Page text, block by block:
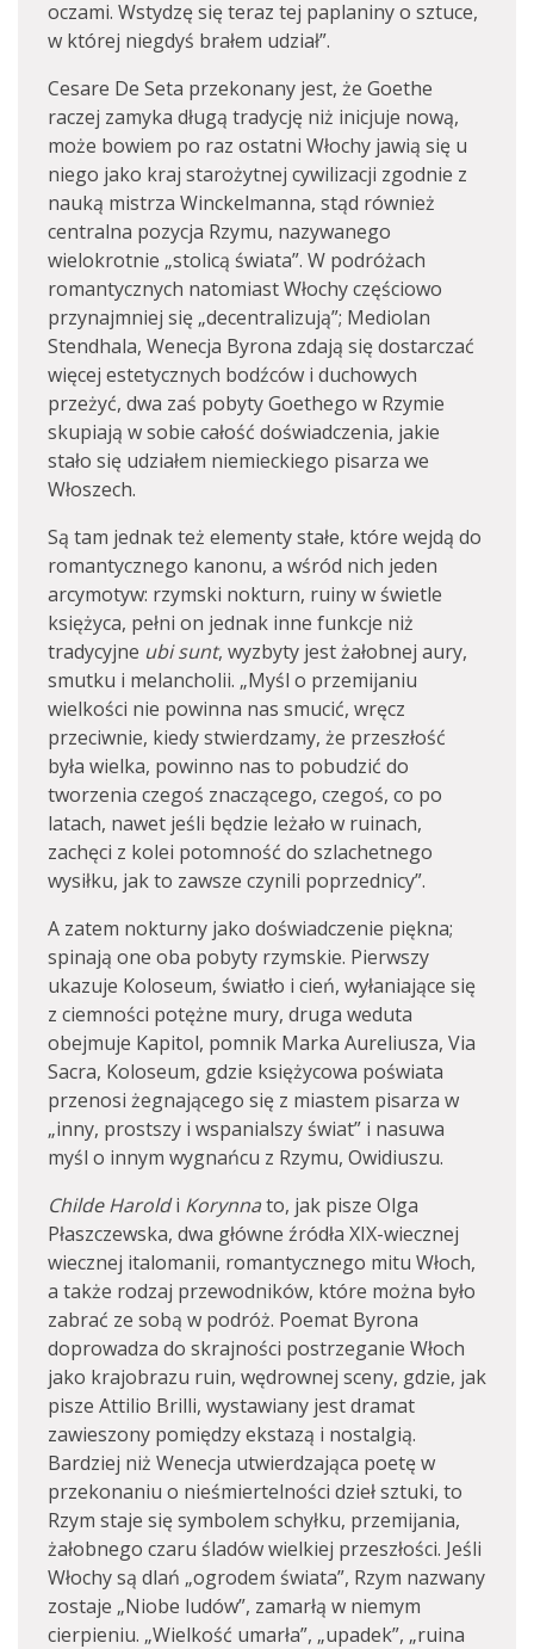
oczami. Wstydzę się teraz tej paplaniny o sztuce,
w której niegdyś brałem udział”.
Cesare De Seta przekonany jest, że Goethe
raczej zamyka długą tradycję niż inicjuje nową,
może bowiem po raz ostatni Włochy jawią się u
niego jako kraj starożytnej cywilizacji zgodnie z
nauką mistrza Winckelmanna, stąd również
centralna pozycja Rzymu, nazywanego
wielokrotnie „stolicą świata”. W podróżach
romantycznych natomiast Włochy częściowo
przynajmniej się „decentralizują”; Mediolan
Stendhala, Wenecja Byrona zdają się dostarczać
więcej estetycznych bodźców i duchowych
przeżyć, dwa zaś pobyty Goethego w Rzymie
skupiają w sobie całość doświadczenia, jakie
stało się udziałem niemieckiego pisarza we
Włoszech.
Są tam jednak też elementy stałe, które wejdą do
romantycznego kanonu, a wśród nich jeden
arcymotyw: rzymski nokturn, ruiny w świetle
księżyca, pełni on jednak inne funkcje niż
tradycyjne ubi sunt, wyzbyty jest żałobnej aury,
smutku i melancholii. „Myśl o przemijaniu
wielkości nie powinna nas smucić, wręcz
przeciwnie, kiedy stwierdzamy, że przeszłość
była wielka, powinno nas to pobudzić do
tworzenia czegoś znaczącego, czegoś, co po
latach, nawet jeśli będzie leżało w ruinach,
zachęci z kolei potomność do szlachetnego
wysiłku, jak to zawsze czynili poprzednicy”.
A zatem nokturny jako doświadczenie piękna;
spinają one oba pobyty rzymskie. Pierwszy
ukazuje Koloseum, światło i cień, wyłaniające się
z ciemności potężne mury, druga weduta
obejmuje Kapitol, pomnik Marka Aureliusza, Via
Sacra, Koloseum, gdzie księżycowa poświata
przenosi żegnającego się z miastem pisarza w
„inny, prostszy i wspanialszy świat” i nasuwa
myśl o innym wygnańcu z Rzymu, Owidiuszu.
Childe Haroldi Korynnato, jak pisze Olga
Płaszczewska, dwa główne źródła XIX-wiecznej
wiecznej italomanii, romantycznego mitu Włoch,
a także rodzaj przewodników, które można było
zabrać ze sobą w podróż. Poemat Byrona
doprowadza do skrajności postrzeganie Włoch
jako krajobrazu ruin, wędrownej sceny, gdzie, jak
pisze Attilio Brilli, wystawiany jest dramat
zawieszony pomiędzy ekstazą i nostalgią.
Bardziej niż Wenecja utwierdzająca poetę w
przekonaniu o nieśmiertelności dzieł sztuki, to
Rzym staje się symbolem schyłku, przemijania,
żałobnego czaru śladów wielkiej przeszłości. Jeśli
Włochy są dlań „ogrodem świata”, Rzym nazwany
zostaje „Niobe ludów”, zamarłą w niemym
cierpieniu. „Wielkość umarła”, „upadek”, „ruina